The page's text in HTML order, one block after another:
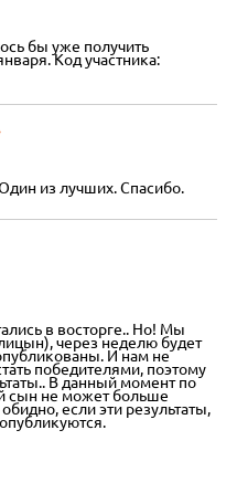
бы уже получить
Код участника:
из лучших. Спасибо.
в восторге.. Но! Мы
через неделю будет
И нам не
победителями, поэтому
В данный момент по
сын не может больше
если эти результаты,